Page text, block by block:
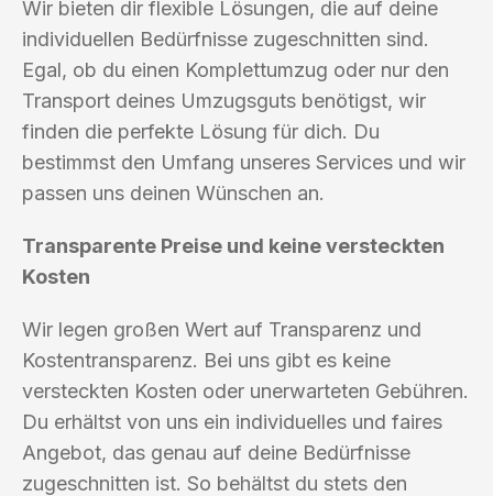
Wir bieten dir flexible Lösungen, die auf deine
individuellen Bedürfnisse zugeschnitten sind.
Egal, ob du einen Komplettumzug oder nur den
Transport deines Umzugsguts benötigst, wir
finden die perfekte Lösung für dich. Du
bestimmst den Umfang unseres Services und wir
passen uns deinen Wünschen an.
Transparente Preise und keine versteckten
Kosten
Wir legen großen Wert auf Transparenz und
Kostentransparenz. Bei uns gibt es keine
versteckten Kosten oder unerwarteten Gebühren.
Du erhältst von uns ein individuelles und faires
Angebot, das genau auf deine Bedürfnisse
zugeschnitten ist. So behältst du stets den